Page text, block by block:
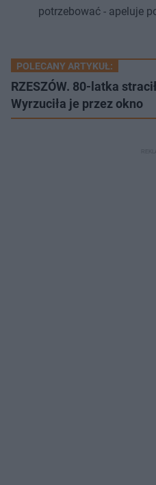
potrzebować - apeluje
POLECANY ARTYKUŁ:
RZESZÓW. 80-latka
Wyrzuciła je przez okno